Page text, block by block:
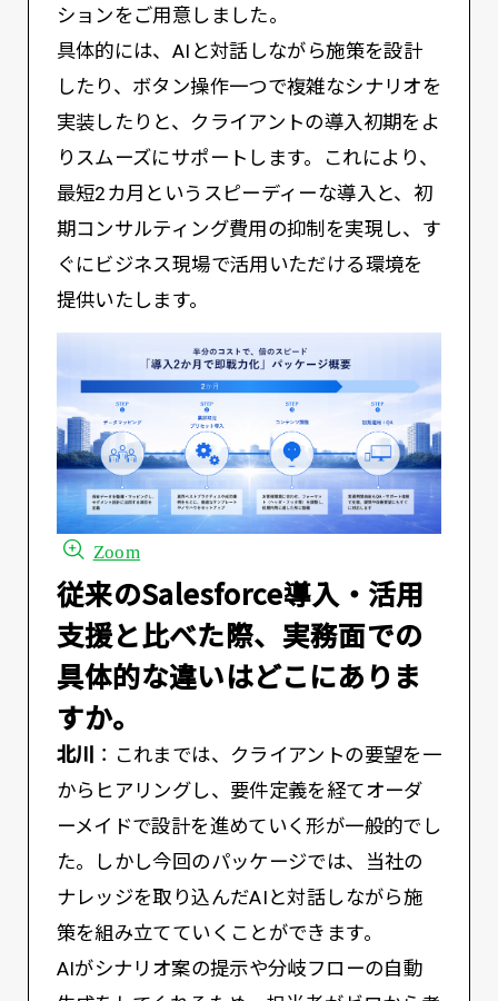
ションをご用意しました。
具体的には、AIと対話しながら施策を設計
したり、ボタン操作一つで複雑なシナリオを
実装したりと、クライアントの導入初期をよ
りスムーズにサポートします。これにより、
最短2カ月というスピーディーな導入と、初
期コンサルティング費用の抑制を実現し、す
ぐにビジネス現場で活用いただける環境を
提供いたします。
Zoom
――従来のSalesforce導入・活用
支援と比べた際、実務面での
具体的な違いはどこにありま
すか。
北川
：これまでは、クライアントの要望を一
からヒアリングし、要件定義を経てオーダ
ーメイドで設計を進めていく形が一般的でし
た。しかし今回のパッケージでは、当社の
ナレッジを取り込んだAIと対話しながら施
策を組み立てていくことができます。
AIがシナリオ案の提示や分岐フローの自動